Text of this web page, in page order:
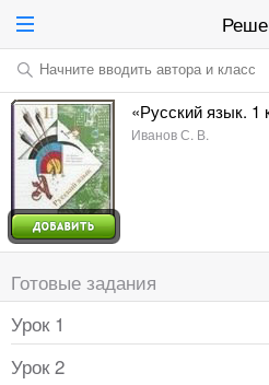
Начните вводить автора и класс
«Русский язык. 1
Иванов С. В.
Готовые задания
Урок 1
Урок 2